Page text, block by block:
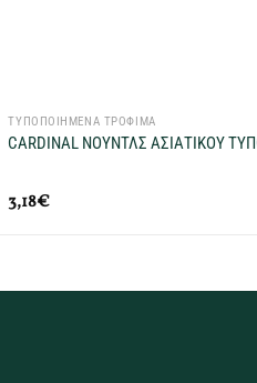
ΤΥΠΟΠΟΙΗΜΕΝΑ ΤΡΟΦΙΜΑ
CARDINAL ΝΟΥΝΤΛΣ ΑΣΙΑΤΙΚΟΥ
3,18€